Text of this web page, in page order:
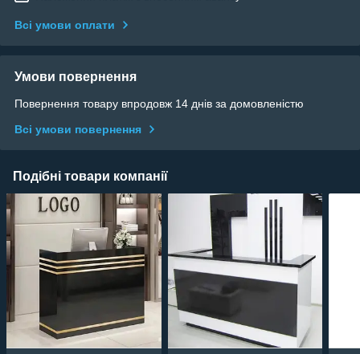
Всі умови оплати
Умови повернення
Повернення товару впродовж 14 днів за домовленістю
Всі умови повернення
Подібні товари компанії